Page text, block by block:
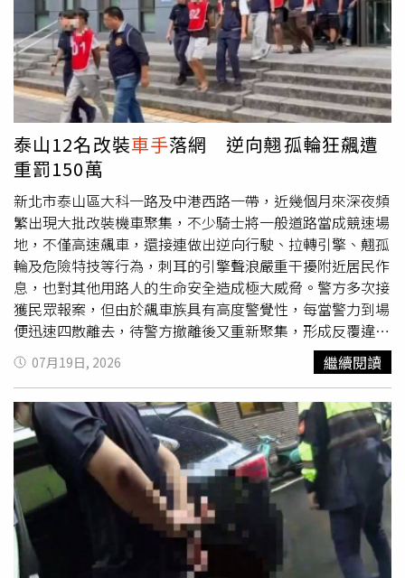
集團即時掌握配送狀態、遠端指揮車手取件，更因取件過程
無須核對身分與貨物內容，使車手得以快速領取包裹完成金
流轉移，藉此製造查緝斷點、規避警方追查，讓超商物流淪
為不法集團的詐欺金流工具。 警方呼籲，民眾應提高警
覺，詐騙集團常以各式投資獲利或特殊管道為由，誘導民眾
交付現金或貴重財物，均屬高風險詐騙手法。凡涉及不明寄
件代碼、要求至超商操作寄件或交付現金、黃金等情形，應
立即停止並撥打165反詐騙專線查證，以避免財產損失。
泰山12名改裝車手落網 逆向翹孤輪狂飆遭
重罰150萬
新北市泰山區大科一路及中港西路一帶，近幾個月來深夜頻
繁出現大批改裝機車聚集，不少騎士將一般道路當成競速場
地，不僅高速飆車，還接連做出逆向行駛、拉轉引擎、翹孤
輪及危險特技等行為，刺耳的引擎聲浪嚴重干擾附近居民作
息，也對其他用路人的生命安全造成極大威脅。警方多次接
獲民眾報案，但由於飆車族具有高度警覺性，每當警力到場
便迅速四散離去，待警方撤離後又重新聚集，形成反覆違法
的情況。警方為徹底遏止這股危險飆車歪風，隨即成立專案
小組，透過監視器畫面、網路情資及相關影像蒐證，逐步掌
握涉案成員身分及聚集模式。調查發現，部分車輛不僅非法
改裝排氣管製造巨大噪音，還涉嫌使用變造車牌、遮蔽車
牌，甚至刻意配戴口罩掩飾身分，以規避警方查緝。經過長
時間蒐證後，警方於本月初同步前往雙北及桃園等地執行拘
提行動，成功逮捕邱姓等12名涉案嫌犯，並查扣3輛涉嫌非
法改裝及使用變造車牌的機車作為證物。警方表示，嫌犯到
案後坦承，部分是事先相約聚集競速，也有人因臨時起意加
入飆車行列。全案訊後依《刑法》公共危險罪移送新北地檢
署偵辦。此外，警方也依《道路交通管理處罰條例》，針對
07月19日, 2026 繼續閱讀